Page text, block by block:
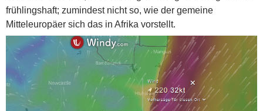
frühlingshaft; zumindest nicht so, wie der gemeine
Mitteleuropäer sich das in Afrika vorstellt.